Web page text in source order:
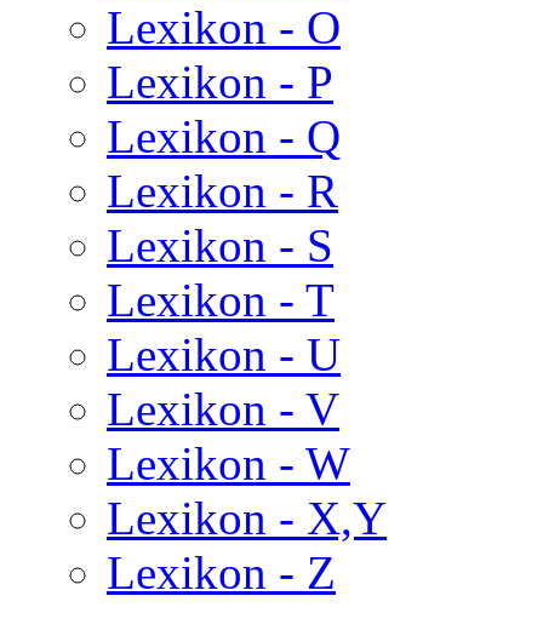
Lexikon - O
Lexikon - P
Lexikon - Q
Lexikon - R
Lexikon - S
Lexikon - T
Lexikon - U
Lexikon - V
Lexikon - W
Lexikon - X,Y
Lexikon - Z